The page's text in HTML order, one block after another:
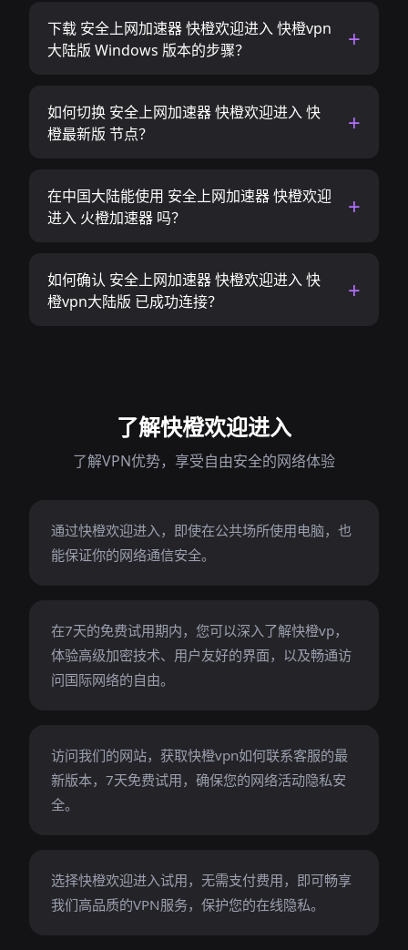
下载 安全上网加速器 快橙欢迎进入 快橙vpn
大陆版 Windows 版本的步骤？
如何切换 安全上网加速器 快橙欢迎进入 快
橙最新版 节点？
在中国大陆能使用 安全上网加速器 快橙欢迎
进入 火橙加速器 吗？
如何确认 安全上网加速器 快橙欢迎进入 快
橙vpn大陆版 已成功连接？
了解快橙欢迎进入
了解VPN优势，享受自由安全的网络体验
通过快橙欢迎进入，即使在公共场所使用电脑，也
能保证你的网络通信安全。
在7天的免费试用期内，您可以深入了解快橙vp，
体验高级加密技术、用户友好的界面，以及畅通访
问国际网络的自由。
访问我们的网站，获取快橙vpn如何联系客服的最
新版本，7天免费试用，确保您的网络活动隐私安
全。
选择快橙欢迎进入试用，无需支付费用，即可畅享
我们高品质的VPN服务，保护您的在线隐私。